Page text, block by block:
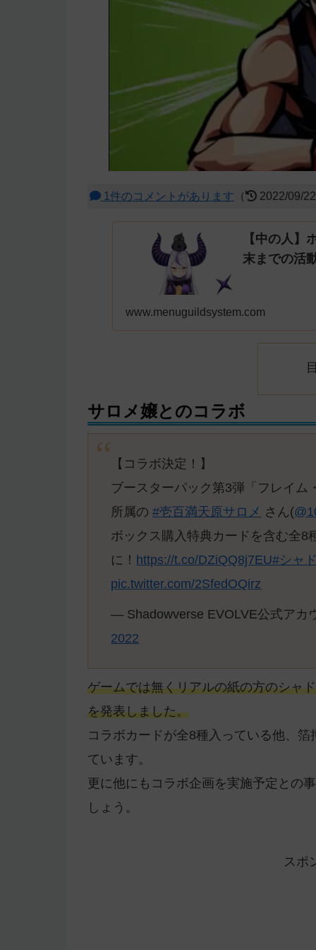
1件のコメントがあります （ 2022/09/
【中の人】
末までの活
www.menuguildsystem.com
サロメ嬢とのコラボ
【コラボ決定！】
ブースターパック第3弾「フレイ
所属の#壱百満天原サロメ さん(
ボックス購入特典カードを含む全8
に！ https://t.co/DZiQQ8j7EU#シャ
pic.twitter.com/2SfedOQirz
— Shadowverse EVOLVE公式アカ
2022
ゲームでは無くリアルの紙の方のシャ
を発表しました。
コラボカードが全8種入っている他、
ています。
更に他にもコラボ企画を実施予定との
しょう。
スポ